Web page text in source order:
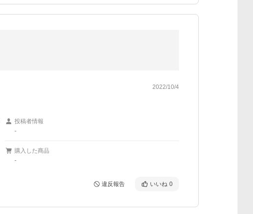
2022/10/4
投稿者情報
-
購入した商品
-
違反報告 いいね 0